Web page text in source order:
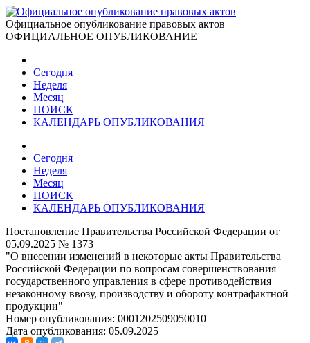
Официальное опубликование правовых актов
ОФИЦИАЛЬНОЕ ОПУБЛИКОВАНИЕ
Сегодня
Неделя
Месяц
ПОИСК
КАЛЕНДАРЬ ОПУБЛИКОВАНИЯ
Сегодня
Неделя
Месяц
ПОИСК
КАЛЕНДАРЬ ОПУБЛИКОВАНИЯ
Постановление Правительства Российской Федерации от
05.09.2025 № 1373
"О внесении изменений в некоторые акты Правительства
Российской Федерации по вопросам совершенствования
государственного управления в сфере противодействия
незаконному ввозу, производству и обороту контрафактной
продукции"
Номер опубликования: 0001202509050010
Дата опубликования: 05.09.2025